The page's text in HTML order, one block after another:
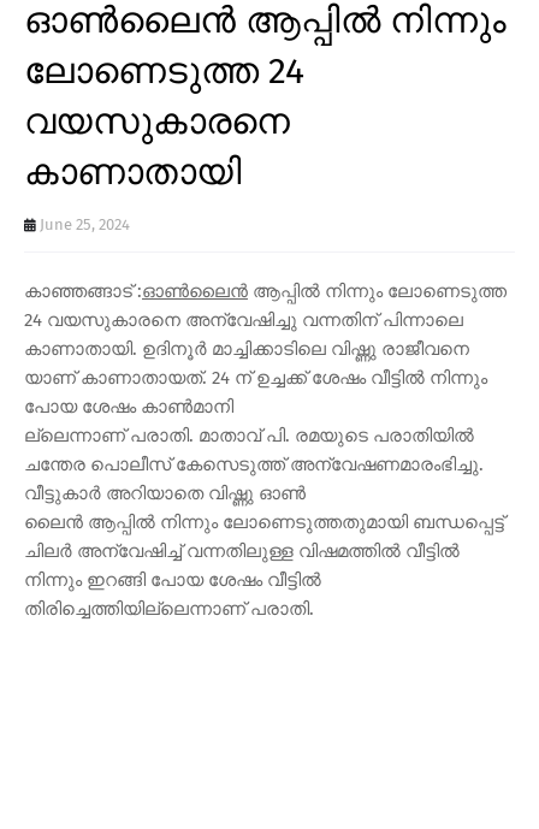
ഓൺലൈൻ ആപ്പിൽ നിന്നും
ലോണെടുത്ത 24
വയസുകാരനെ
കാണാതായി
June 25, 2024
കാഞ്ഞങ്ങാട് :ഓൺലൈൻ ആപ്പിൽ നിന്നും ലോണെടുത്ത
24 വയസുകാരനെ അന്വേഷിച്ചു വന്നതിന് പിന്നാലെ
കാണാതായി. ഉദിനൂർ മാച്ചിക്കാടിലെ വിഷ്ണു രാജീവനെ
യാണ് കാണാതായത്. 24 ന് ഉച്ചക്ക് ശേഷം വീട്ടിൽ നിന്നും
പോയ ശേഷം കാൺമാനി
ല്ലെന്നാണ് പരാതി. മാതാവ് പി. രമയുടെ പരാതിയിൽ
ചന്തേര പൊലീസ് കേസെടുത്ത് അന്വേഷണമാരംഭിച്ചു.
വീട്ടുകാർ അറിയാതെ വിഷ്ണു ഓൺ
ലൈൻ ആപ്പിൽ നിന്നും ലോണെടുത്തതുമായി ബന്ധപ്പെട്ട്
ചിലർ അന്വേഷിച്ച് വന്നതിലുള്ള വിഷമത്തിൽ വീട്ടിൽ
നിന്നും ഇറങ്ങി പോയ ശേഷം വീട്ടിൽ
തിരിച്ചെത്തിയില്ലെന്നാണ് പരാതി.